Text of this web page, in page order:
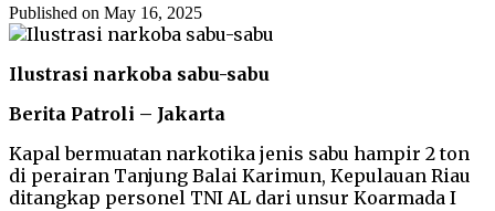
Published on May 16, 2025
Ilustrasi narkoba sabu-sabu
Berita Patroli – Jakarta
Kapal bermuatan narkotika jenis sabu hampir 2 ton
di perairan Tanjung Balai Karimun, Kepulauan Riau
ditangkap personel TNI AL dari unsur Koarmada I